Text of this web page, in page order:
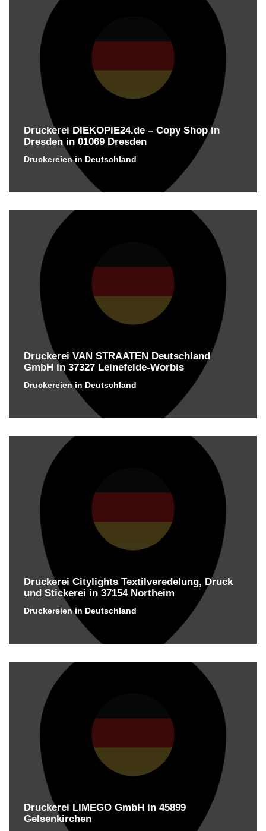
Druckerei DIEKOPIE24.de – Copy Shop in
Dresden in 01069 Dresden
Druckereien in Deutschland
Druckerei VAN STRAATEN Deutschland
GmbH in 37327 Leinefelde-Worbis
Druckereien in Deutschland
Druckerei Citylights Textilveredelung, Druck
und Stickerei in 37154 Northeim
Druckereien in Deutschland
Druckerei LIMEGO GmbH in 45899
Gelsenkirchen